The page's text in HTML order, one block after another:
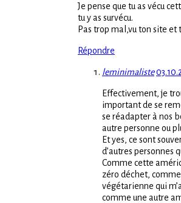
Je pense que tu as vécu
tu y as survécu.
Pas trop mal,vu ton site et
Répondre
leminimaliste
Effectivement, je
important de se
se réadapter à nos
autre personne ou
Et yes, ce sont
d’autres personnes
Comme cette
zéro déchet,
végétarienne qui
comme une autre